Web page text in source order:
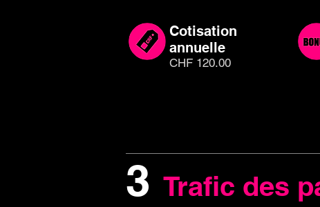
Cotisation
annuelle
CHF 120.00
3 Trafic des